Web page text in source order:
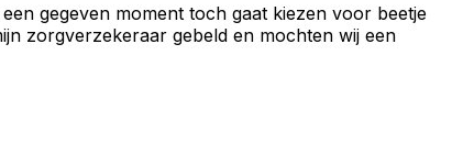
gegeven moment toch gaat kiezen voor beetje
zorgverzekeraar gebeld en mochten wij een